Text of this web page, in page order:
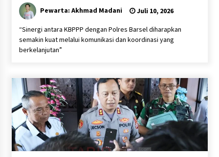
Pewarta: Akhmad Madani Juli 10, 2026
“Sinergi antara KBPPP dengan Polres Barsel diharapkan
semakin kuat melalui komunikasi dan koordinasi yang
berkelanjutan”